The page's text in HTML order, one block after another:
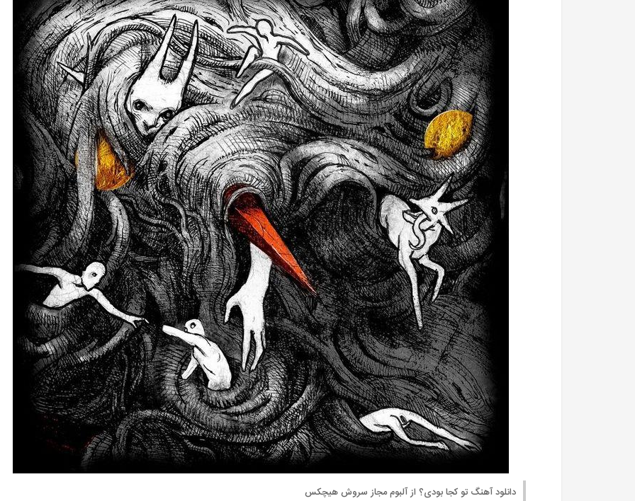
دانلود آهنگ تو کجا بودی؟ از آلبوم مجاز سروش هیچکس